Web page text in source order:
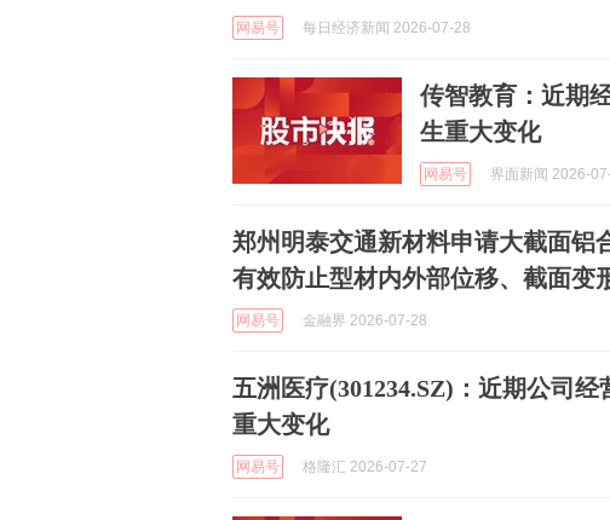
网易号 每日经济新闻 2026-07-28
传智教育：近期
生重大变化
网易号 界面新闻 2026-
郑州明泰交通新材料申请大截面铝
有效防止型材内外部位移、截面变
网易号 金融界 2026-07-28
五洲医疗(301234.SZ)：近期公司
重大变化
网易号 格隆汇 2026-07-27